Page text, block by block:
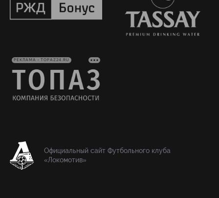
РЕКЛАМА • TOPAZ24.RU
Официальный сайт Футбольного клуба
«Локомотив»